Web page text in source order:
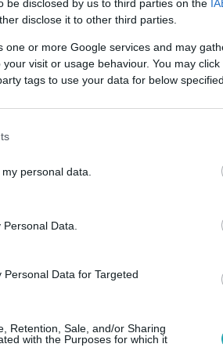
be disclosed by us to third parties on the
disclose it to other third parties.
one or more Google services and may
visit or usage behaviour. You may
tags to use your data for below
personal data.
Data.
Data for Targeted
Retention, Sale, and/or Sharing
with the Purposes for which it
- két nap múlva
kórházból egy helyi
szerint a nő így nem biztos, hogy
miatt küldhették el többször is a
osztályokon mindig szakmai
kórházban.
volna” – lánya találta
áldozatát. Kedd hajnalban ölték
le is tartóztatták, de a hatóságok